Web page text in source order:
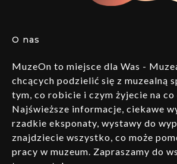
O nas
MuzeOn to miejsce dla Was -
chcących podzielić się z muzealną
tym, co robicie i czym żyjecie na co
Najświeższe informacje, ciekawe
rzadkie eksponaty, wystawy do
znajdziecie wszystko, co może
pracy w muzeum. Zapraszamy do